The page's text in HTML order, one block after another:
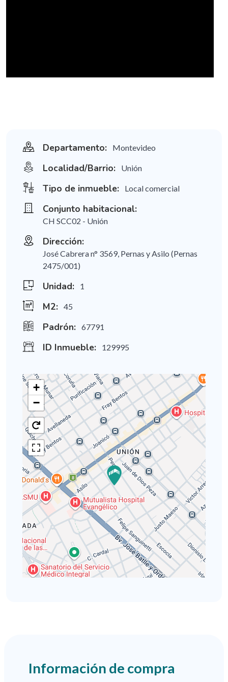
Departamento: Montevideo
Localidad/Barrio: Unión
Tipo de inmueble: Local comercial
Conjunto habitacional:
CH SCC02 - Unión
Dirección:
José Cabrera n° 3569, Pernas y Asilo (Pernas
2475/001)
Unidad: 1
M2: 45
Padrón: 67791
ID Inmueble: 129995
+
−
Información de compra